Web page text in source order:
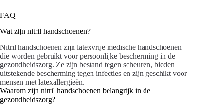
FAQ
Wat zijn nitril handschoenen?
Nitril handschoenen zijn latexvrije medische handschoenen
die worden gebruikt voor persoonlijke bescherming in de
gezondheidszorg. Ze zijn bestand tegen scheuren, bieden
uitstekende bescherming tegen infecties en zijn geschikt voor
mensen met latexallergieën.
Waarom zijn nitril handschoenen belangrijk in de
gezondheidszorg?